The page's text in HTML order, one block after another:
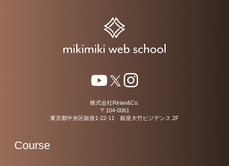
株式会社Ririan&Co.
〒104-0061
東京都中央区銀座1-22-11 銀座大竹ビジデンス 2F
Course